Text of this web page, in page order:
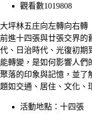
觀看數1019808
大坪林五庄向左轉向右
前進十四張與廿張交界的
代、日治時代、光復初期
能轉變，是如何影響人們
聚落的印象與記憶，並了
題如交通、居住、文化、
活動地點： 十四張